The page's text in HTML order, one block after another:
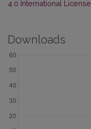
4.0 International License
Downloads